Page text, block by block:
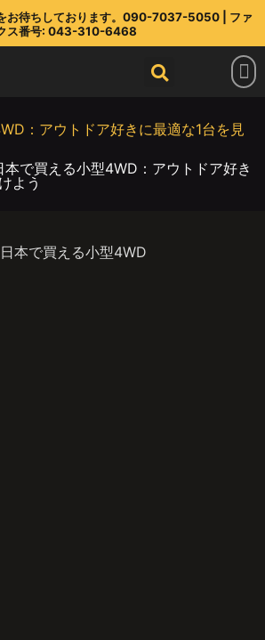
お待ちしております。090-7037-5050 | ファ
ス番号: 043-310-6468
：アウトドア好きに最適な1台を見
本で買える小型4WD：アウトドア好き
よう